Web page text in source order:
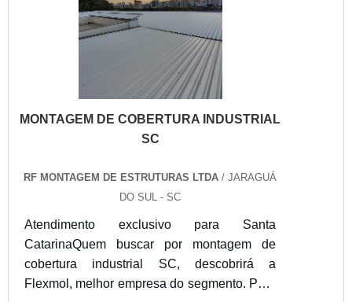
MONTAGEM DE COBERTURA INDUSTRIAL
SC
RF MONTAGEM DE ESTRUTURAS LTDA / JARAGUÁ
DO SUL - SC
Atendimento exclusivo para Santa
CatarinaQuem buscar por montagem de
cobertura industrial SC, descobrirá a
Flexmol, melhor empresa do segmento. Para